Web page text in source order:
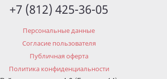
+7 (812) 425-36-05
Персональные данные
Согласие пользователя
Публичная оферта
Политика конфиденциальности